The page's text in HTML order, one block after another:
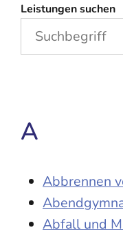
Leistungen suchen
A
Abbrennen
Abfall und